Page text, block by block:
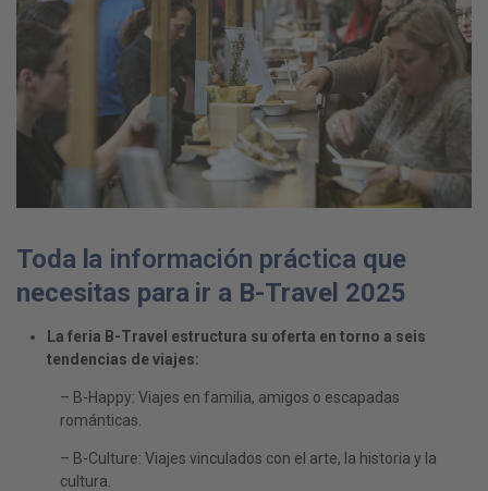
Toda la información práctica que
necesitas para ir a B-Travel 2025
La feria B-Travel estructura su oferta en torno a seis
tendencias de viajes:
– B-Happy: Viajes en familia, amigos o escapadas
románticas.
– B-Culture: Viajes vinculados con el arte, la historia y la
cultura.